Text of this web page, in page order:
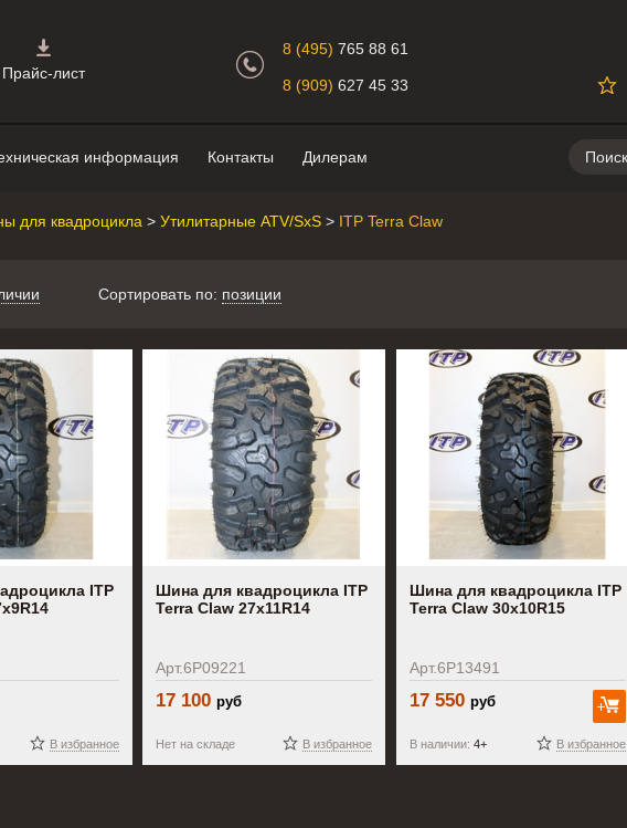
Прайс-лист
информация Контакты Дилерам
страница. 8 (495) 765 88 61
8 (909) 627 45 33
для квадроцикла > Утилитарные ATV/SxS > ITP Terra Claw
Сортировать по: позиции
ITP
В избранное
Шина для квадроцикла ITP
Terra Claw 27x11R14
Арт.6P09221
17 100 руб
В избранное
Нет на складе
Шина для квадроцикла ITP
Terra Claw 30x10R15
Арт.6P13491
17 550 руб
В избранное
В наличии: 4+